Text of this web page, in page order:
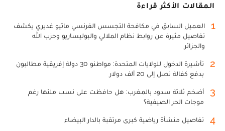
المقالات الأكثر قراءة
1
العميل السابق في مكافحة التجسس الفرنسي ماثيو غديري يكشف
تفاصيل مثيرة عن روابط نظام الملالي والبوليساريو وحزب الله
والجزائر
2
تأشيرة الدخول للولايات المتحدة: مواطنو 30 دولة إفريقية مطالبون
بدفع كفالة تصل إلى 20 ألف دولار
3
أضخم ثلاثة سدود بالمغرب: هل حافظت على نسب ملئها رغم
موجات الحر الصيفية؟
4 تفاصيل منشأة رياضية كبرى مرتقبة بالدار البيضاء